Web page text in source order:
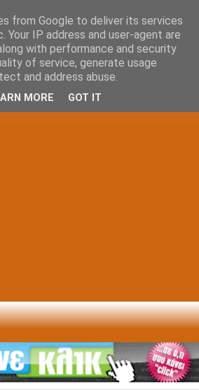
from Google to deliver its services
Your IP address and user-agent are
with performance and security
of service, generate usage
and address abuse.
MORE GOT IT